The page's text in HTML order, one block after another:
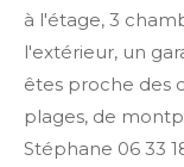
à l'étage, 3
l'extérieur, un
êtes proche des
plages, de
Stéphane 06 33